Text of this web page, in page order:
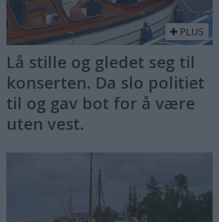
PLUS
Lå stille og gledet seg til
konserten. Da slo politiet
til og gav bot for å være
uten vest.